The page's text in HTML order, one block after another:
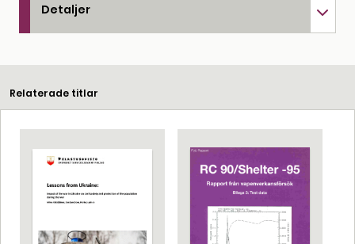
Detaljer
Relaterade titlar